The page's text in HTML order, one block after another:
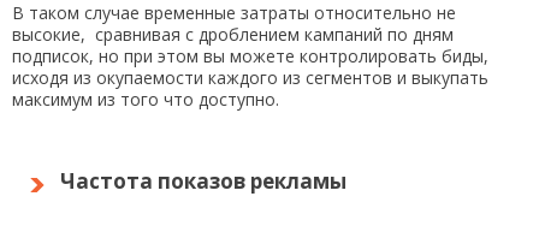
В таком случае временные затраты относительно не
высокие, сравнивая с дроблением кампаний по дням
подписок, но при этом вы можете контролировать биды,
исходя из окупаемости каждого из сегментов и выкупать
максимум из того что доступно.
Частота показов рекламы